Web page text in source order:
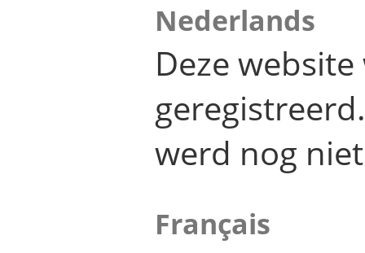
Nederlands
Deze
werd nog
Français